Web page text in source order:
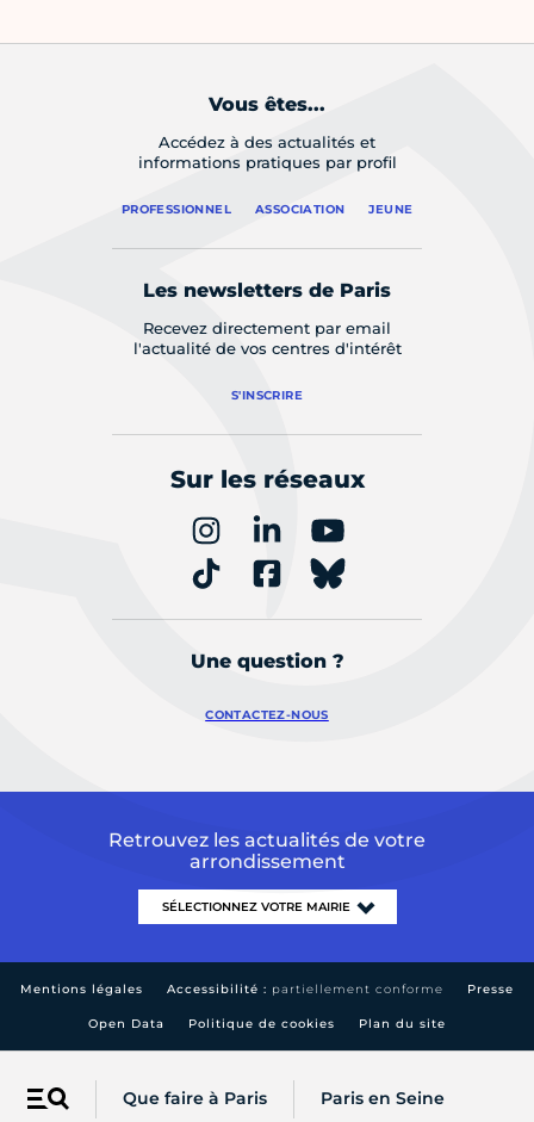
Menu Que faire à Paris Paris en Seine
Vous êtes...
Accédez à des actualités et
informations pratiques par profil
PROFESSIONNEL ASSOCIATION JEUNE
Les newsletters de Paris
Recevez directement par email
l'actualité de vos centres d'intérêt
S'INSCRIRE
Sur les réseaux
Une question ?
CONTACTEZ-NOUS
Retrouvez les actualités de votre
arrondissement
Mentions légales Accessibilité : partiellement conforme Presse
Open Data Politique de cookies Plan du site